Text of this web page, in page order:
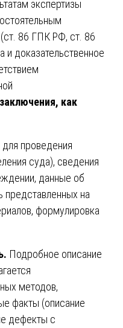
экспертизы
86 ГПК РФ, ст. 86
доказательственное
как
проведения
суда), сведения
данные об
представленных на
формулировка
Подробное описание
методов,
факты (описание
дефекты с